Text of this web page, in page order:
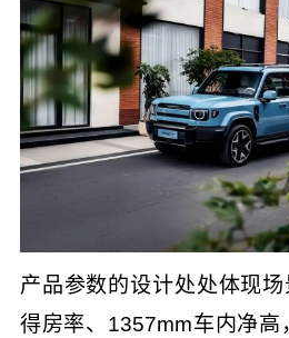
产品参数的设计处处体现
得房率、1357mm车内净